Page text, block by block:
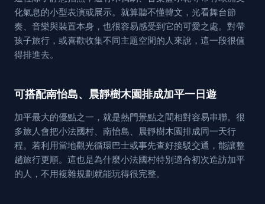
化氣息的小型表演或展示。就算聽不懂韓文，光看舞台節
奏、音樂與裝置本身，也很容易感受到它的可愛之處。對帶
孩子旅行，或喜歡收集不同主題空間的人來說，這一段很值
得排進去。
可搭配南怡島、晨靜樹木園排成加平一日遊
加平最大的優點之一，就是熱門景點之間相對容易串聯。很
多旅人會把小法國村、南怡島、晨靜樹木園排成同一天行
程。若利用當地觀光循環巴士或事先查好接駁交通，能讓整
趟旅行更順。這也是為什麼小法國村特別適合初次造訪加平
的人，不用複雜規劃就能玩得很完整。